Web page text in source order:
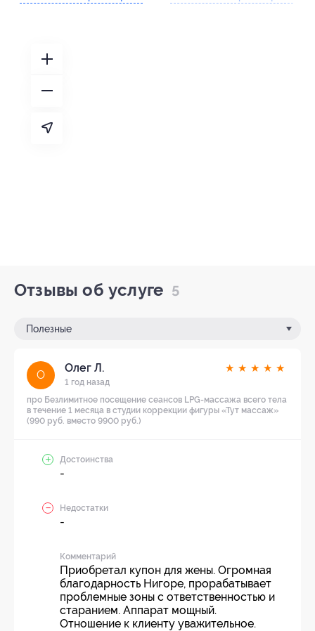
Отзывы об услуге 5
Полезные
О
Олег Л.
1 год назад
★ ★ ★ ★ ★
про Безлимитное посещение сеансов LPG-массажа всего тела
в течение 1 месяца в студии коррекции фигуры «Тут массаж»
(990 руб. вместо 9900 руб.)
Достоинства
-
Недостатки
-
Комментарий
Приобретал купон для жены. Огромная
благодарность Нигоре, прорабатывает
проблемные зоны с ответственностью и
старанием. Аппарат мощный.
Отношение к клиенту уважительное.